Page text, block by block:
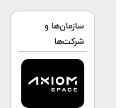
سازمان‌ها و
شرکت‌ها